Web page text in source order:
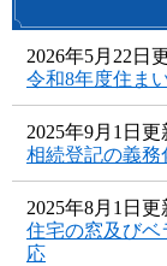
2026年5月22日
令和8年度住ま
2025年9月1日更
相続登記の義務
2025年8月1日更
住宅の窓及び
応